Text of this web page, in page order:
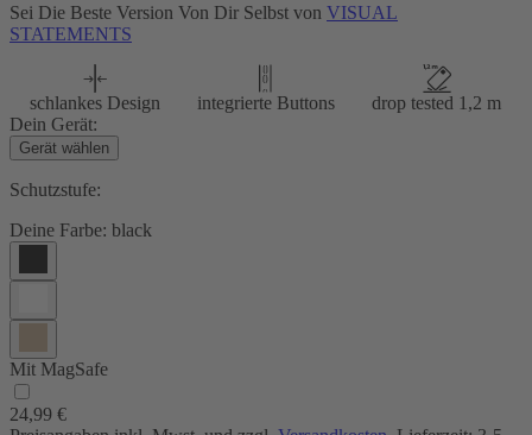
Sei Die Beste Version Von Dir Selbst von VISUAL
STATEMENTS
schlankes Design integrierte Buttons
drop tested 1,2 m
Dein Gerät:
Gerät wählen
Schutzstufe:
Deine Farbe: black
Mit MagSafe
24,99 €